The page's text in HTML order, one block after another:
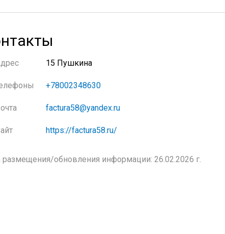
15 Пушкина
+78002348630
factura58@yandex.ru
https://factura58.ru/
размещения/обновления информации: 26.02.2026 г.